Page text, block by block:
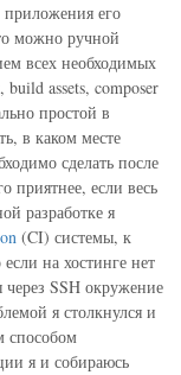
приложения его
можно ручной
всех необходимых
assets, composer
простой в
в каком месте
сделать после
приятнее, если весь
разработке я
(CI) системы, к
на хостинге нет
SSH окружение
я столкнулся и
способом
я и собираюсь